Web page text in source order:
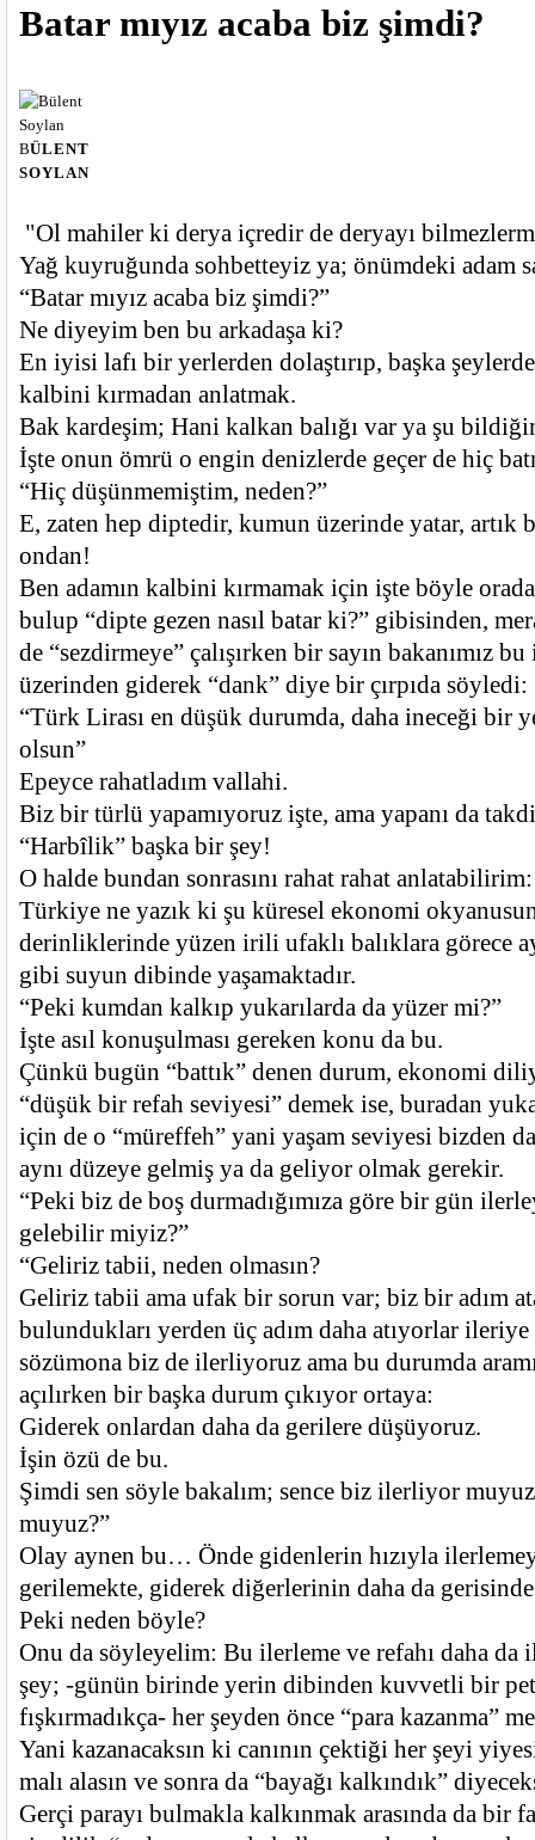
Batar mıyız acaba biz şimdi?
BÜLENT
SOYLAN
"Ol mahiler ki derya içredir de deryayı
Yağ kuyruğunda sohbetteyiz ya; önümdeki adam
“Batar mıyız acaba biz şimdi?”
Ne diyeyim ben bu arkadaşa ki?
En iyisi lafı bir yerlerden dolaştırıp, başka
kalbini kırmadan anlatmak.
Bak kardeşim; Hani kalkan balığı var ya şu
İşte onun ömrü o engin denizlerde geçer de hiç
“Hiç düşünmemiştim, neden?”
E, zaten hep diptedir, kumun üzerinde yatar, artık
ondan!
Ben adamın kalbini kırmamak için işte böyle
bulup “dipte gezen nasıl batar ki?” gibisinden,
de “sezdirmeye” çalışırken bir sayın bakanımız
üzerinden giderek “dank” diye bir çırpıda söyledi:
“Türk Lirası en düşük durumda, daha ineceği bir
olsun”
Epeyce rahatladım vallahi.
Biz bir türlü yapamıyoruz işte, ama yapanı da
“Harbîlik” başka bir şey!
O halde bundan sonrasını rahat rahat anlatabilirim:
Türkiye ne yazık ki şu küresel ekonomi
derinliklerinde yüzen irili ufaklı balıklara görece
gibi suyun dibinde yaşamaktadır.
“Peki kumdan kalkıp yukarılarda da yüzer mi?”
İşte asıl konuşulması gereken konu da bu.
Çünkü bugün “battık” denen durum, ekonomi
“düşük bir refah seviyesi” demek ise, buradan
için de o “müreffeh” yani yaşam seviyesi bizden
aynı düzeye gelmiş ya da geliyor olmak gerekir.
“Peki biz de boş durmadığımıza göre bir gün
gelebilir miyiz?”
“Geliriz tabii, neden olmasın?
Geliriz tabii ama ufak bir sorun var; biz bir adım
bulundukları yerden üç adım daha atıyorlar
sözümona biz de ilerliyoruz ama bu durumda
açılırken bir başka durum çıkıyor ortaya:
Giderek onlardan daha da gerilere düşüyoruz.
İşin özü de bu.
Şimdi sen söyle bakalım; sence biz ilerliyor
muyuz?”
Olay aynen bu… Önde gidenlerin hızıyla
gerilemekte, giderek diğerlerinin daha da
Peki neden böyle?
Onu da söyleyelim: Bu ilerleme ve refahı daha da
şey; -günün birinde yerin dibinden kuvvetli bir
fışkırmadıkça- her şeyden önce “para kazanma”
Yani kazanacaksın ki canının çektiği her şeyi
malı alasın ve sonra da “bayağı kalkındık”
Gerçi parayı bulmakla kalkınmak arasında da bir